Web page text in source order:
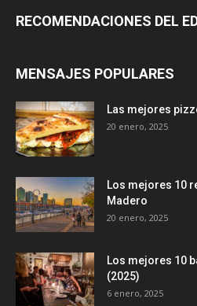
RECOMENDACIONES DEL
MENSAJES POPULARES
Las mejores
20 enero, 2025
Los mejores 10
Madero
20 enero, 2025
Los mejores 10
(2025)
6 enero, 2025